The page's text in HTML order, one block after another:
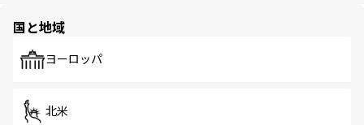
で、ホーカーズは地元の風情を楽しめる外せないスポット
国と地域
ヨーロッパ
北米